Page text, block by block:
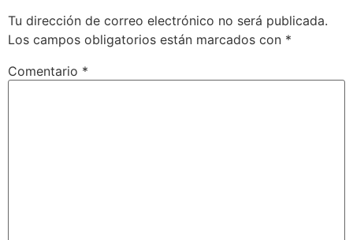
Tu dirección de correo electrónico no será publicada.
Los campos obligatorios están marcados con *
Comentario *